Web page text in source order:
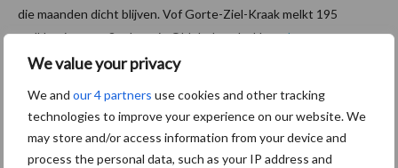
We value your privacy
We and our 4 partners use cookies and other tracking
technologies to improve your experience on our website. We
may store and/or access information from your device and
process the personal data, such as your IP address and
die maanden dicht blijven. Vof Gorte-Ziel-Kraak melkt 195
melkkoeien met 3 robots in Oldeholtpade. Het ...Lees meer
Van onze
partner
Corteva
Belangrij
3 juli 2023